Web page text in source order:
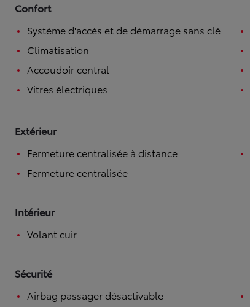
Confort
Système d'accès et de démarrage sans clé
Climatisation
Accoudoir central
Vitres électriques
Extérieur
Fermeture centralisée à distance
Fermeture centralisée
Intérieur
Volant cuir
Sécurité
Airbag passager désactivable